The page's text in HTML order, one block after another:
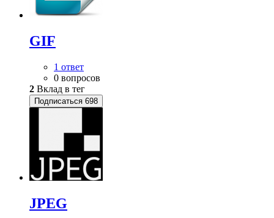
GIF
1 ответ
0 вопросов
2 Вклад в тег
Подписаться 698
JPEG